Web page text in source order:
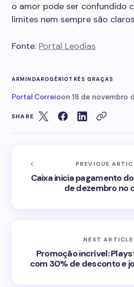
o amor pode ser confundido
limites nem sempre são
Fonte: Portal Leodias
ARMINDAROGÉRIOTRÊS GRAÇAS
Portal Correioon 18 de novembro
SHARE
PREVIOUS
Caixa inicia pagamento
de dezembro no
NEXT ARTICLE
Promoção incrível:
com 30% de desconto e